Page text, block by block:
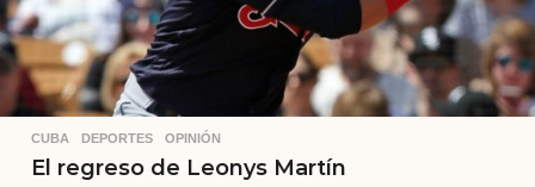
CUBA ,DEPORTES ,OPINIÓN
El regreso de Leonys Martín